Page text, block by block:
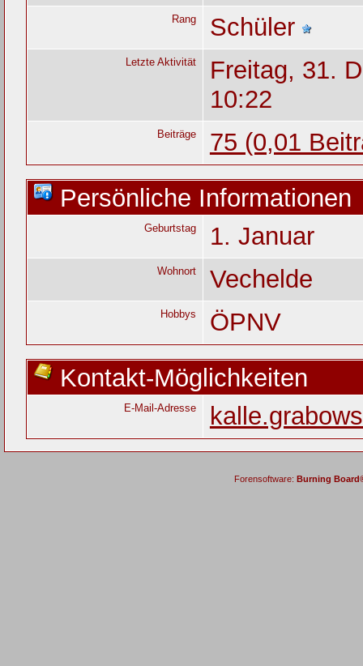
Rang Schüler
Letzte Aktivität
Freitag, 31.
10:22
Beiträge
75 (0,01
Persönliche Informationen
Geburtstag 1. Januar
Wohnort Vechelde
Hobbys
ÖPNV
Kontakt-Möglichkeiten
E-Mail-Adresse
Forensoftware: Burning